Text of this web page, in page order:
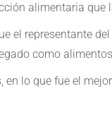
alimentaria que
el representante
como
lo que fue el